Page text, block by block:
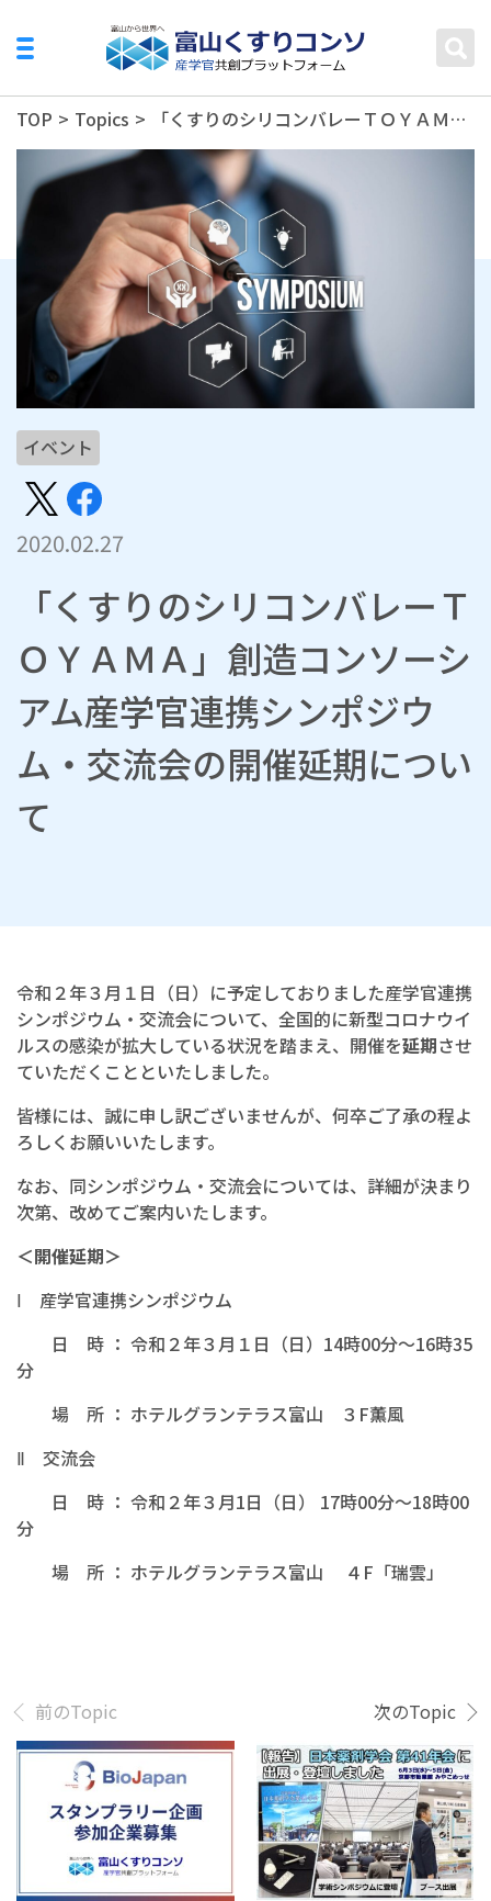
TOP > Topics > 「くすりのシリコンバレーＴＯＹＡＭＡ」創造コンソーシアム産学官連携シンポジウム・交流会の開催延期について
イベント
2020.02.27
「くすりのシリコンバレーＴ
ＯＹＡＭＡ」創造コンソーシ
アム産学官連携シンポジウ
ム・交流会の開催延期につい
て
令和２年３月１日（日）に予定しておりました産学官連携
シンポジウム・交流会について、全国的に新型コロナウイ
ルスの感染が拡大している状況を踏まえ、開催を延期させ
ていただくことといたしました。
皆様には、誠に申し訳ございませんが、何卒ご了承の程よ
ろしくお願いいたします。
なお、同シンポジウム・交流会については、詳細が決まり
次第、改めてご案内いたします。
＜開催延期＞
Ⅰ 産学官連携シンポジウム
日 時 ： 令和２年３月１日（日）14時00分～16時35
分
場 所 ： ホテルグランテラス富山 ３F薫風
Ⅱ 交流会
日 時 ： 令和２年３月1日（日） 17時00分～18時00
分
場 所 ： ホテルグランテラス富山 ４F「瑞雲」
前のTopic 次のTopic